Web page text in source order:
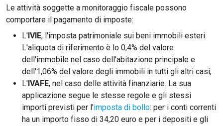
Le attività soggette a monitoraggio fiscale possono
comportare il pagamento di imposte:
L' IVIE, l'imposta patrimoniale sui beni immobili esteri.
L'aliquota di riferimento è lo 0,4% del valore
dell'immobile nel caso dell'abitazione principale e
dell'1,06% del valore degli immobili in tutti gli altri casi;
L' IVAFE, nel caso delle attività finanziarie. La sua
applicazione segue le stesse regole e gli stessi
importi previsti per l'imposta di bollo: per i conti correnti
ha un importo fisso di 34,20 euro e per i depositi e gli